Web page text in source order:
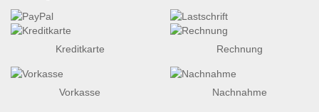
Kreditkarte Rechnung
Vorkasse Nachnahme